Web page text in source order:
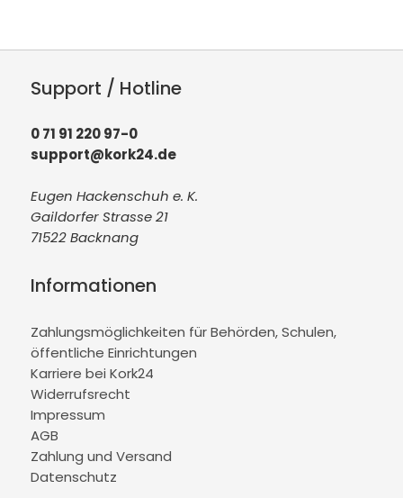
Support / Hotline
0 71 91 220 97-0
support@kork24.de
Eugen Hackenschuh e. K.
Gaildorfer Strasse 21
71522 Backnang
Informationen
Zahlungsmöglichkeiten für Behörden, Schulen,
öffentliche Einrichtungen
Karriere bei Kork24
Widerrufsrecht
Impressum
AGB
Zahlung und Versand
Datenschutz